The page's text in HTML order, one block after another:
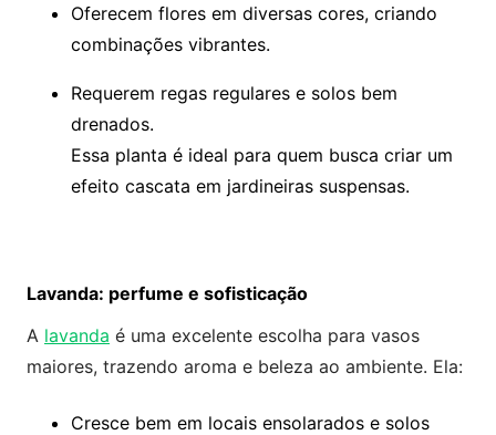
Oferecem flores em diversas cores, criando
combinações vibrantes.
Requerem regas regulares e solos bem
drenados.
Essa planta é ideal para quem busca criar um
efeito cascata em jardineiras suspensas.
Lavanda: perfume e sofisticação
A lavanda é uma excelente escolha para vasos
maiores, trazendo aroma e beleza ao ambiente. Ela:
Cresce bem em locais ensolarados e solos